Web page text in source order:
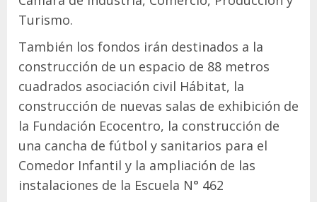
Turismo.
También los fondos irán destinados a la
construcción de un espacio de 88 metros
cuadrados asociación civil Hábitat, la
construcción de nuevas salas de exhibición de
la Fundación Ecocentro, la construcción de
una cancha de fútbol y sanitarios para el
Comedor Infantil y la ampliación de las
instalaciones de la Escuela N° 462